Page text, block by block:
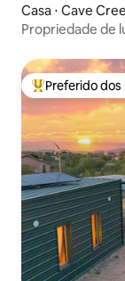
Casa ⋅ Cave
Propriedade de
Entre os
Preferido